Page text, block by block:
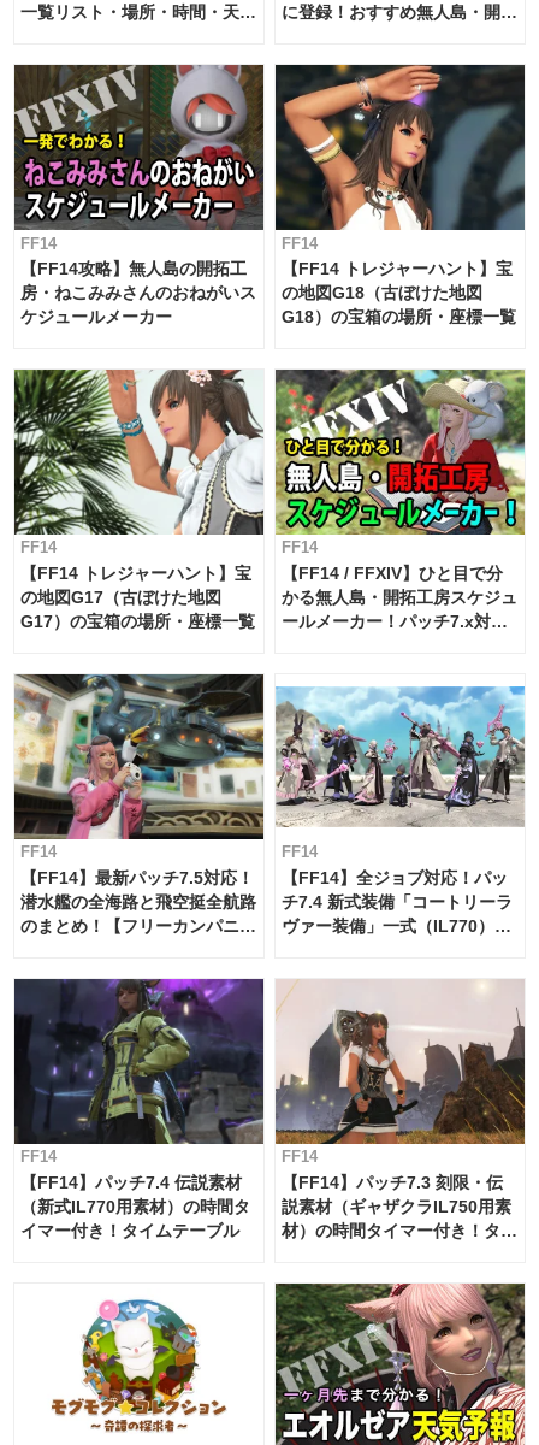
一覧リスト・場所・時間・天
に登録！おすすめ無人島・開拓
FF14
【FF14攻略】無人島の開拓工
房・ねこみみさんのおねがいス
ケジュールメーカー
FF14
【FF14 トレジャーハント】宝
の地図G18（古ぼけた地図
G18）の宝箱の場所・座標一覧
FF14
【FF14 トレジャーハント】宝
の地図G17（古ぼけた地図
G17）の宝箱の場所・座標一覧
FF14
【FF14 / FFXIV】ひと目で分
かる無人島・開拓工房スケジュ
ールメーカー！パッチ7.x対応
FF14
【FF14】最新パッチ7.5対応！
潜水艦の全海路と飛空挺全航路
のまとめ！【フリーカンパニ
FF14
【FF14】全ジョブ対応！パッ
チ7.4 新式装備「コートリーラ
ヴァー装備」一式（IL770）の
FF14
【FF14】パッチ7.4 伝説素材
（新式IL770用素材）の時間タ
イマー付き！タイムテーブル
FF14
【FF14】パッチ7.3 刻限・伝
説素材（ギャザクラIL750用素
材）の時間タイマー付き！タイ